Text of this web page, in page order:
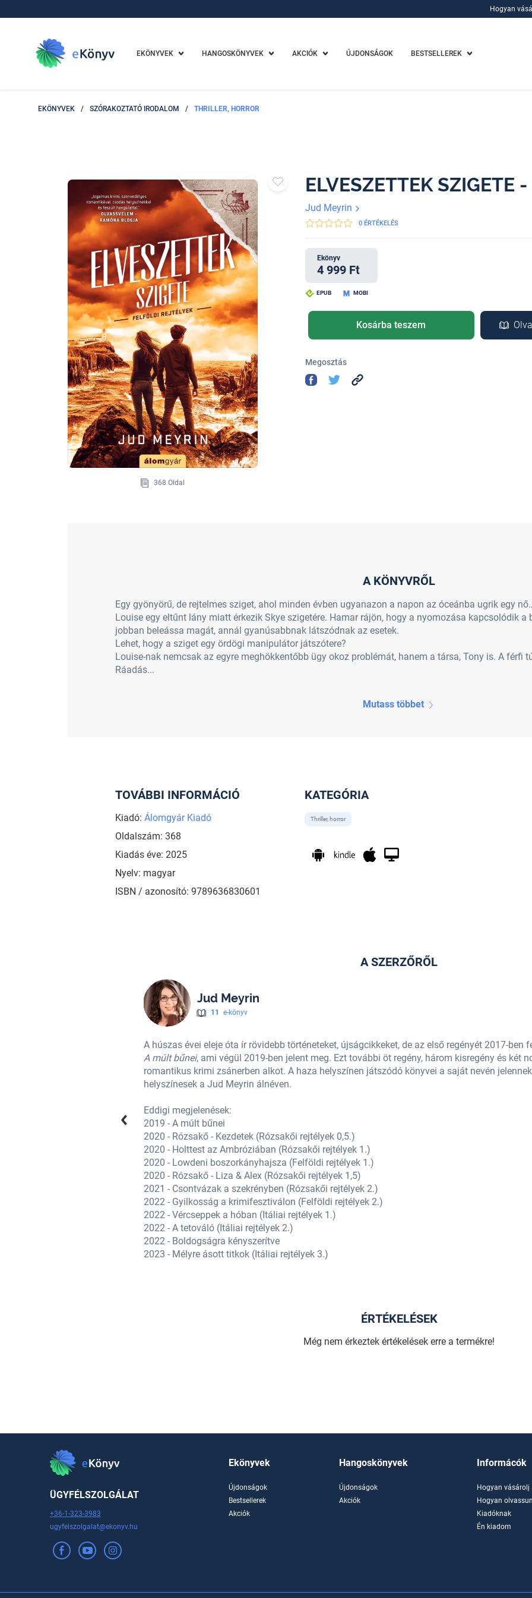
Hogyan
EKÖNYVEK HANGOSKÖNYVEK AKCIÓK ÚJDONSÁGOK BESTSELLEREK
EKÖNYVEK / SZÓRAKOZTATÓ IRODALOM / THRILLER, HORROR
368 Oldal
ELVESZETTEK SZIGETE
Jud Meyrin
0 ÉRTÉKELÉS
Ekönyv
4 999 Ft
EPUB MOBI
Kosárba teszem
Megosztás
A KÖNYVRŐL
Egy gyönyörű, de rejtelmes sziget, ahol minden évben ugyanazon a napon az óceánba ugrik egy
Louise egy eltűnt lány miatt érkezik Skye szigetére. Hamar rájön, hogy a nyomozása kapcsolódik a
jobban beleássa magát, annál gyanúsabbnak látszódnak az esetek.
Lehet, hogy a sziget egy ördögi manipulátor játszótere?
Louise-nak nemcsak az egyre meghökkentőbb ügy okoz problémát, hanem a társa, Tony is. A férfi
Ráadás...
Mutass többet
TOVÁBBI INFORMÁCIÓ
Kiadó: Álomgyár Kiadó
Oldalszám: 368
Kiadás éve: 2025
Nyelv: magyar
ISBN / azonosító: 9789636830601
KATEGÓRIA
Thriller, horror
A SZERZŐRŐL
Jud Meyrin
11 e-könyv
A húszas évei eleje óta ír rövidebb történeteket, újságcikkeket, de az első regényét 2017-ben
A múlt bűnei, ami végül 2019-ben jelent meg. Ezt további öt regény, három kisregény és két
romantikus krimi zsánerben alkot. A haza helyszínen játszódó könyvei a saját nevén
helyszínesek a Jud Meyrin álnéven.
Eddigi megjelenések:
2019 - A múlt bűnei
2020 - Rózsakő - Kezdetek (Rózsakői rejtélyek 0,5.)
2020 - Holttest az Ambróziában (Rózsakői rejtélyek 1.)
2020 - Lowdeni boszorkányhajsza (Felföldi rejtélyek 1.)
2020 - Rózsakő - Liza & Alex (Rózsakői rejtélyek 1,5)
2021 - Csontvázak a szekrényben (Rózsakői rejtélyek 2.)
2022 - Gyilkosság a krimifesztiválon (Felföldi rejtélyek 2.)
2022 - Vércseppek a hóban (Itáliai rejtélyek 1.)
2022 - A tetováló (Itáliai rejtélyek 2.)
2022 - Boldogságra kényszerítve
2023 - Mélyre ásott titkok (Itáliai rejtélyek 3.)
ÉRTÉKELÉSEK
Még nem érkeztek értékelések erre a termékre!
ÜGYFÉLSZOLGÁLAT
+36-1-323-3983
ugyfelszolgalat@ekonyv.hu
Ekönyvek
Újdonságok
Bestsellerek
Akciók
Hangoskönyvek
Újdonságok
Akciók
Informácók
Hogyan vásárolj
Hogyan
Kiadóknak
Én kiadom